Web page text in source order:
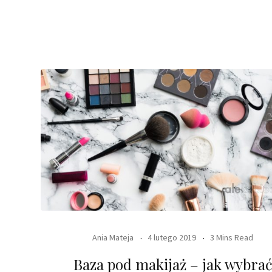
Ania Mateja 4 lutego 2019 3 Mins Read
Baza pod makijaż – jak wybrać